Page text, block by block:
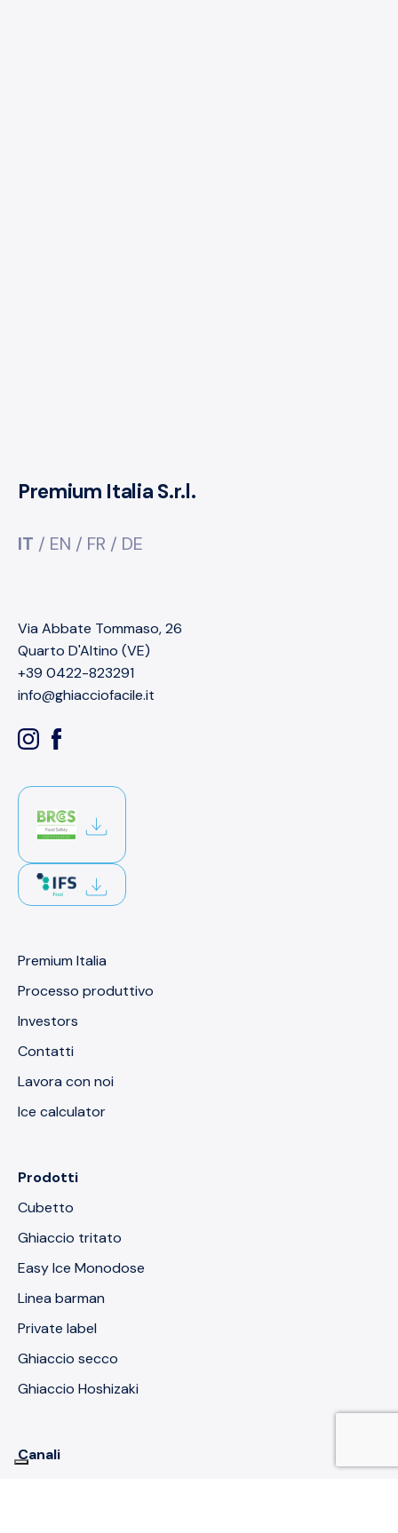
Premium Italia S.r.l.
IT / EN / FR / DE
Via Abbate Tommaso, 26
Quarto D'Altino (VE)
+39 0422-823291
info@ghiacciofacile.it
Premium Italia
Processo produttivo
Investors
Contatti
Lavora con noi
Ice calculator
Prodotti
Cubetto
Ghiaccio tritato
Easy Ice Monodose
Linea barman
Private label
Ghiaccio secco
Ghiaccio Hoshizaki
Canali